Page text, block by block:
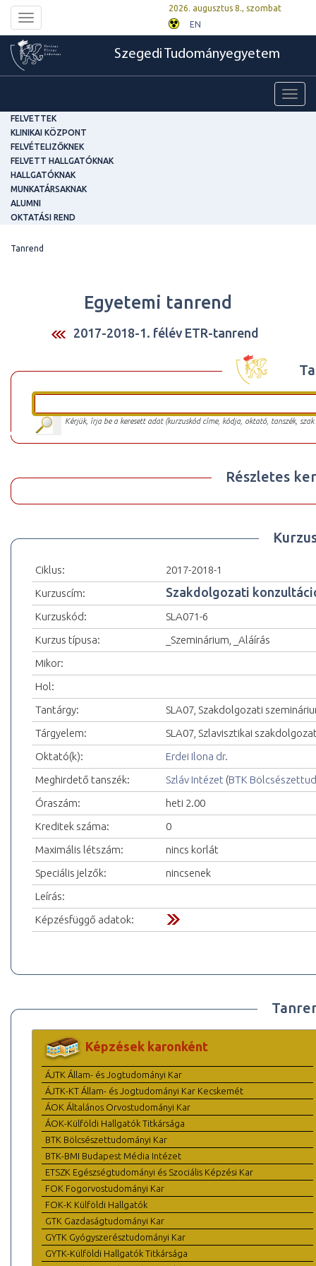
Toggle
navigation
2026. augusztus 8., szombat
EN
Szegedi Tudományegyetem
FELVETTEK
KLINIKAI KÖZPONT
FELVÉTELIZŐKNEK
FELVETT HALLGATÓKNAK
HALLGATÓKNAK
MUNKATÁRSAKNAK
ALUMNI
OKTATÁSI REND
Tanrend
Egyetemi tanrend
2017-2018-1. félév ETR-tanrend
Kérjük, írja be a keresett adat (kurzuskód címe, kódja, oktató, tanszék,
Részletes
Ciklus:
2017-2018-1
Kurzuscím:
Szakdolgozati
Kurzuskód:
SLA071-6
Kurzus típusa:
_Szeminárium, _Aláírás
Mikor:
Hol:
Tantárgy:
SLA07, Szakdolgozati
Tárgyelem:
SLA07, Szlavisztikai
Oktató(k):
Erdei Ilona dr.
Meghirdető tanszék:
Szláv Intézet (BTK
Óraszám:
heti 2.00
Kreditek száma:
0
Maximális létszám:
nincs korlát
Speciális jelzők:
nincsenek
Leírás:
Képzésfüggő adatok:
Képzések karonként
ÁJTK Állam- és Jogtudományi Kar
ÁJTK-KT Állam- és Jogtudományi Kar Kecskemét
ÁOK Általános Orvostudományi Kar
ÁOK-Külföldi Hallgatók Titkársága
BTK Bölcsészettudományi Kar
BTK-BMI Budapest Média Intézet
ETSZK Egészségtudományi és Szociális Képzési Kar
FOK Fogorvostudományi Kar
FOK-K Külföldi Hallgatók
GTK Gazdaságtudományi Kar
GYTK Gyógyszerésztudományi Kar
GYTK-Külföldi Hallgatók Titkársága